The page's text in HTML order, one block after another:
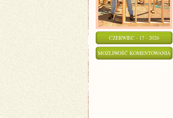
CZERWIEC - 17 - 2026
MOŻLIWOŚĆ KOMENTOWANIA